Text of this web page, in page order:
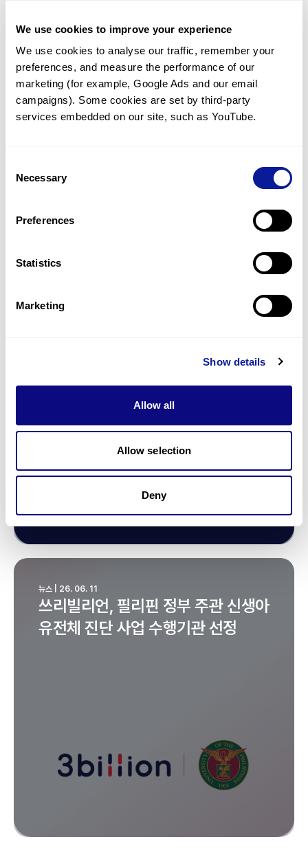
We use cookies to improve your experience
We use cookies to analyse our traffic, remember your
preferences, and measure the performance of our
marketing (for example, Google Ads and our email
campaigns). Some cookies are set by third-party
services embedded on our site, such as YouTube.
Selection
Necessary
Preferences
Statistics
Marketing
Show details
Allow all
Allow selection
Deny
쓰리빌리언, ESHG 2026서 AI 유전
진단 역량 선보여
쓰리빌리언, 서울아산병원 K-gNBS
쓰리빌리언, 필리핀 정부 주관 신생아
유전체 진단 사업 수행기관 선정
뉴스 | 26. 06. 11